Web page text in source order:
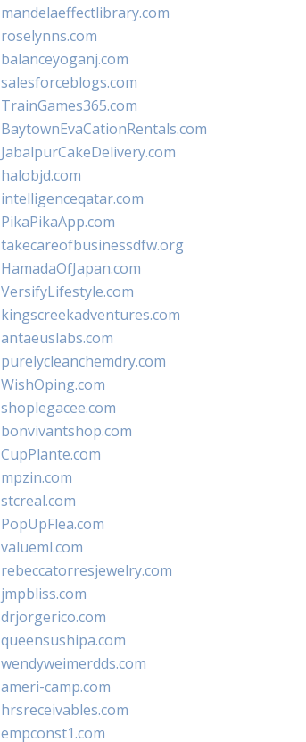
mandelaeffectlibrary.com
roselynns.com
balanceyoganj.com
salesforceblogs.com
TrainGames365.com
BaytownEvaCationRentals.com
JabalpurCakeDelivery.com
halobjd.com
intelligenceqatar.com
PikaPikaApp.com
takecareofbusinessdfw.org
HamadaOfJapan.com
VersifyLifestyle.com
kingscreekadventures.com
antaeuslabs.com
purelycleanchemdry.com
WishOping.com
shoplegacee.com
bonvivantshop.com
CupPlante.com
mpzin.com
stcreal.com
PopUpFlea.com
valueml.com
rebeccatorresjewelry.com
jmpbliss.com
drjorgerico.com
queensushipa.com
wendyweimerdds.com
ameri-camp.com
hrsreceivables.com
empconst1.com